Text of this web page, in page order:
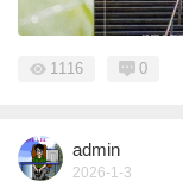
1116 0
admin
2026-1-3